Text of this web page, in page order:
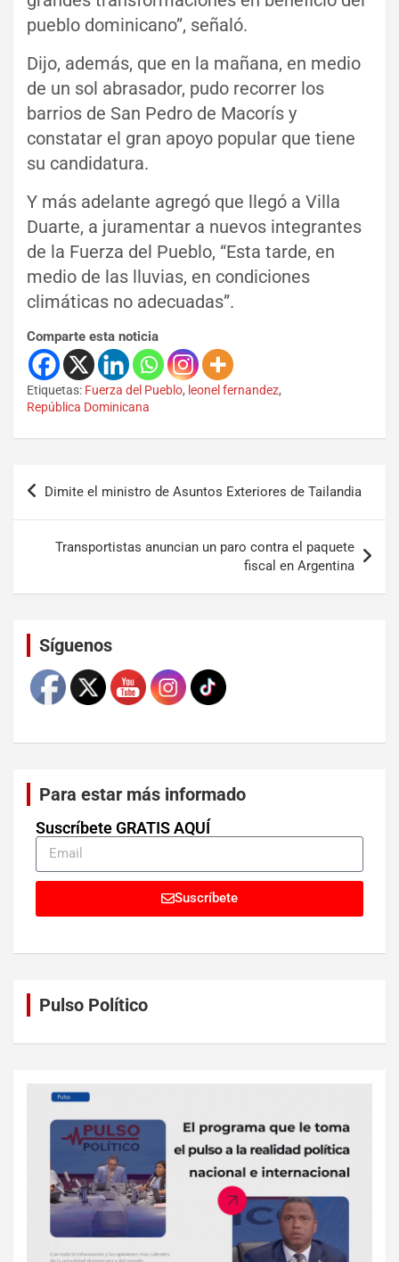
pueblo dominicano”, señaló.
Dijo, además, que en la mañana, en medio
de un sol abrasador, pudo recorrer los
barrios de San Pedro de Macorís y
constatar el gran apoyo popular que tiene
su candidatura.
Y más adelante agregó que llegó a Villa
Duarte, a juramentar a nuevos integrantes
de la Fuerza del Pueblo, “Esta tarde, en
medio de las lluvias, en condiciones
climáticas no adecuadas”.
Comparte esta noticia
Etiquetas: Fuerza del Pueblo, leonel fernandez,
República Dominicana
Dimite el ministro de Asuntos Exteriores de Tailandia
Transportistas anuncian un paro contra el paquete
fiscal en Argentina
Síguenos
Para estar más informado
Suscríbete GRATIS AQUÍ
Suscríbete
Pulso Político